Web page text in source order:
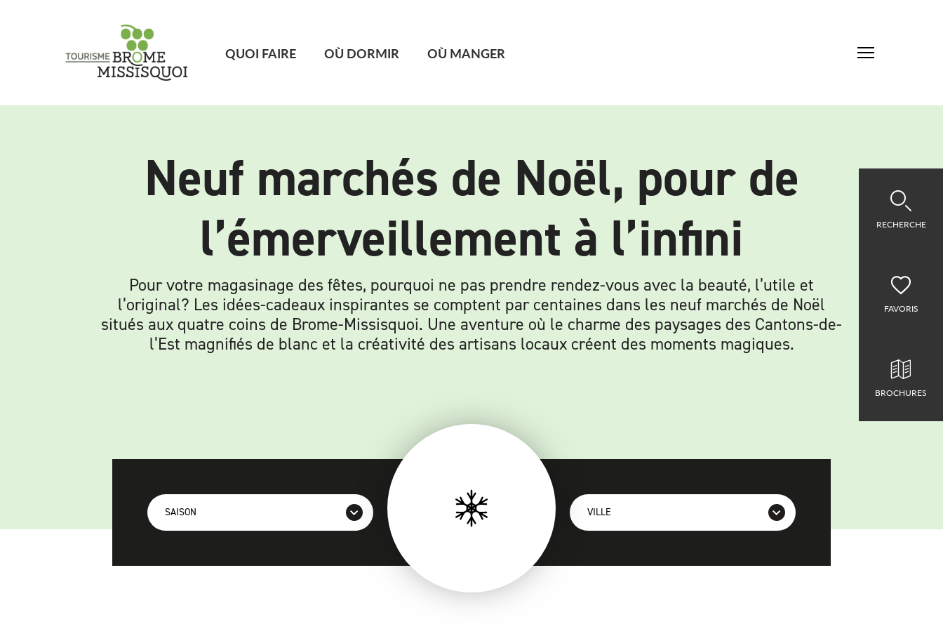
Neuf marchés de Noël, pour de
l’émerveillement à l’infini
Pour votre magasinage des fêtes, pourquoi ne pas prendre rendez-vous avec la beauté, l’utile et
l’original? Les idées-cadeaux inspirantes se comptent par centaines dans les neuf marchés de Noël
situés aux quatre coins de Brome-Missisquoi. Une aventure où le charme des paysages des Cantons-de-
l’Est magnifiés de blanc et la créativité des artisans locaux créent des moments magiques.
QUOI FAIRE OÙ DORMIR OÙ MANGER
RECHERCHE
FAVORIS
BROCHURES